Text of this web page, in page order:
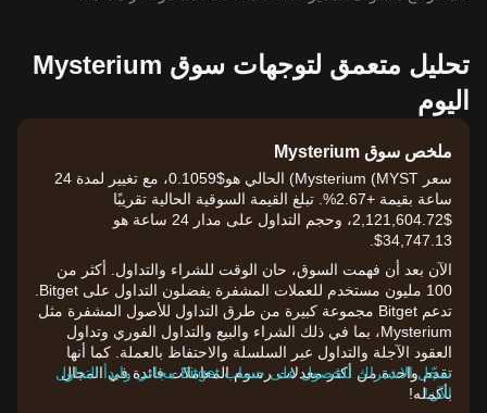
تحليل متعمق لتوجهات سوق Mysterium
اليوم
ملخص سوق Mysterium
سعر Mysterium (MYST) الحالي هو$0.1059، مع تغيير لمدة 24
ساعة بقيمة +2.67%. تبلغ القيمة السوقية الحالية تقريبًا
$2,121,604.72، وحجم التداول على مدار 24 ساعة هو
34,747.13$.
الآن بعد أن فهمت السوق، حان الوقت للشراء والتداول. أكثر من
تدعم Bitget مجموعة كبيرة من طرق التداول للأصول المشفرة مثل
Mysterium، بما في ذلك الشراء والبيع والتداول الفوري وتداول
العقود الآجلة والتداول عبر السلسلة والاحتفاظ بالعملة. كما أنها
تقدم واحدة من أكثر معدلات رسوم المعاملات فائدة في المجال
بأكمله!
سجّل الاشتراك للحصول على حساب Bitget مجاني وابدأ التداول
الآن!